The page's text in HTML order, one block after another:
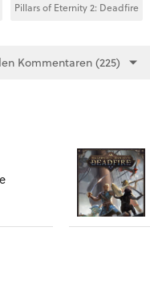
Pillars of Eternity 2: Deadfire
Kommentaren (225)